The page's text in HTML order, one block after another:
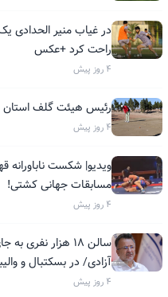
در غیاب منیر الحدادی
راحت کرد +عکس
4 روز پیش
رئیس هیئت گلف
4 روز پیش
ویدیو| شکست ناباورانه
مسابقات جهانی کشتی!
4 روز پیش
آزادی/ در بسکتبال و
4 روز پیش